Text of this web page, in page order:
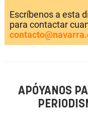
Escríbenos a esta
para contactar
APÓYANOS